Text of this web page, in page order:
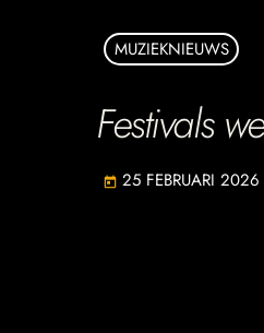
MUZIEKNIEUWS
Festivals
today 25 FEBRUARI 2026